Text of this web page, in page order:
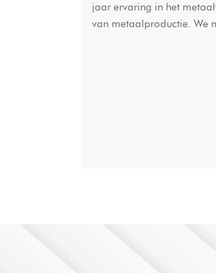
jaar ervaring in het
van metaalproductie. We